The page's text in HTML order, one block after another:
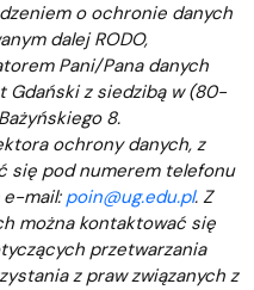
o ochronie danych
dalej RODO,
Pani/Pana danych
z siedzibą w (80-
8.
ochrony danych, z
się pod numerem telefonu
e-mail: poin@ug.edu.pl. Z
można kontaktować się
przetwarzania
z praw związanych z